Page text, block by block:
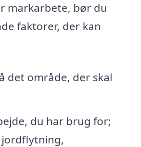
markarbete, bør du
faktorer, der kan
det område, der skal
du har brug for;
jordflytning,